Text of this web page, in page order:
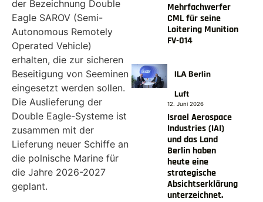
der Bezeichnung Double
Eagle SAROV (Semi-
Autonomous Remotely
Operated Vehicle)
erhalten, die zur sicheren
Beseitigung von Seeminen
eingesetzt werden sollen.
Die Auslieferung der
Double Eagle-Systeme ist
zusammen mit der
Lieferung neuer Schiffe an
die polnische Marine für
die Jahre 2026-2027
geplant.
Mehrfachwerfer
CML für seine
Loitering Munition
FV-014
ILA Berlin
Luft
12. Juni 2026
Israel Aerospace
Industries (IAI)
und das Land
Berlin haben
heute eine
strategische
Absichtserklärung
unterzeichnet.